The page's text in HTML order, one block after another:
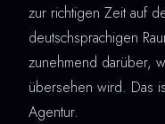
zur richtigen Zeit auf
deutschsprachigen
zunehmend darüber,
übersehen wird. Das
Agentur.